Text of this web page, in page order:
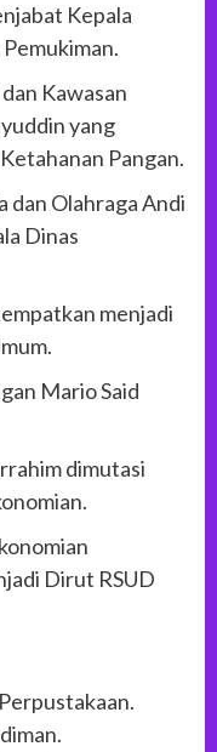
Kepala
Kawasan
yang
Pangan.
dan Olahraga Andi
Dinas
menjadi
Mario Said
dimutasi
Dirut RSUD